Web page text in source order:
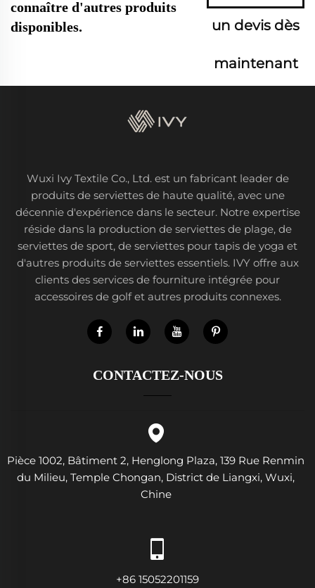
connaître d'autres produits
disponibles.
un devis dès
maintenant
Wuxi Ivy Textile Co., Ltd. est un fabricant leader de
produits de serviettes de haute qualité, avec une
décennie d'expérience dans le secteur. Notre expertise
réside dans la production de serviettes de plage, de
serviettes de sport, de serviettes pour tapis de yoga et
d'autres produits de serviettes essentiels. IVY offre aux
clients des services de fourniture intégrée pour
accessoires de golf et autres produits connexes.
CONTACTEZ-NOUS
Pièce 1002, Bâtiment 2, Henglong Plaza, 139 Rue Renmin
du Milieu, Temple Chongan, District de Liangxi, Wuxi,
Chine
+86 15052201159